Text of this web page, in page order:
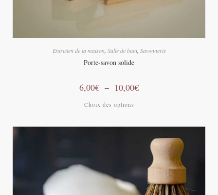
Entretien de la maison Salle de bain Savonnerie
Porte-savon solide
6,00€ – 10,00€
Choix des options